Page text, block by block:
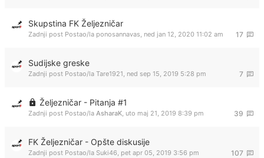
Skupstina FK Željezničar
17
Zadnji post Postao/la ponosannavas, ned jan 12, 2020 11:02 am
Sudijske greske
7
Zadnji post Postao/la Tare1921, ned sep 15, 2019 5:28 pm
Željezničar - Pitanja #1
39
Zadnji post Postao/la AsharaK, uto maj 21, 2019 8:39 pm
FK Željezničar - Opšte diskusije
107
Zadnji post Postao/la Suki46, pet apr 05, 2019 3:56 pm